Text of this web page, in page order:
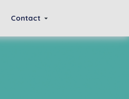
Contact